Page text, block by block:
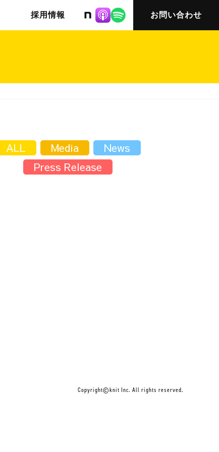
株式会社ニット
採用情報 お問い合わせ
ALL Media
News
Press Release
Copyright©knit Inc. All rights reserved.